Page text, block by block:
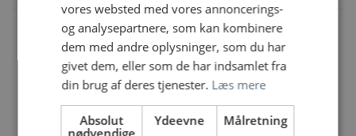
Introduktionsreservelæge, Neurologisk
Afdeling, Region Sjællands
Universitetshospital, Roskilde
Sjællands Universitetshospital, Roskilde | Sygehusvej
Læge & Introduktionsstilling &
vores websted med vores annoncerings-
og analysepartnere, som kan kombinere
dem med andre oplysninger, som du har
givet dem, eller som de har indsamlet fra
din brug af deres tjenester. Læs mere
Absolut
nødvendige
Ydeevne Målretning